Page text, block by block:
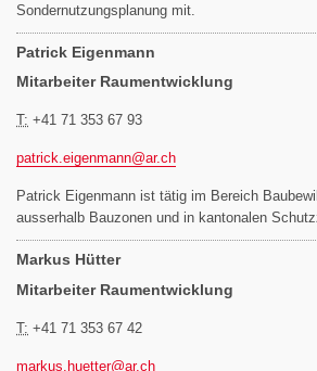
Sondernutzungsplanung mit.
Patrick Eigenmann
Mitarbeiter Raumentwicklung
T: +41 71 353 67 93
patrick.eigenmann@ar.ch
Patrick Eigenmann ist tätig im Bereich
ausserhalb Bauzonen und in kantonalen
Markus Hütter
Mitarbeiter Raumentwicklung
T: +41 71 353 67 42
markus.huetter@ar.ch